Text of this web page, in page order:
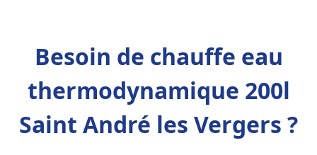
Besoin de chauffe eau
thermodynamique 200l
Saint André les Vergers ?